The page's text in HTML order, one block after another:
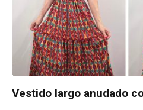
Vestido largo anudado